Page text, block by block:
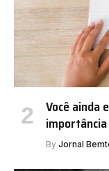
Você ainda
By Jornal